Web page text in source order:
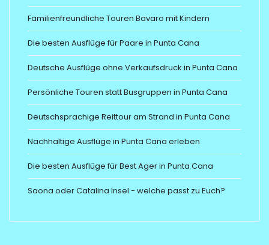
Familienfreundliche Touren Bavaro mit Kindern
Die besten Ausflüge für Paare in Punta Cana
Deutsche Ausflüge ohne Verkaufsdruck in Punta Cana
Persönliche Touren statt Busgruppen in Punta Cana
Deutschsprachige Reittour am Strand in Punta Cana
Nachhaltige Ausflüge in Punta Cana erleben
Die besten Ausflüge für Best Ager in Punta Cana
Saona oder Catalina Insel - welche passt zu Euch?